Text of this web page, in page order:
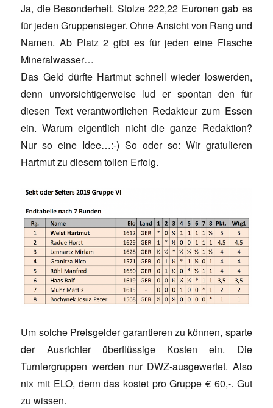
Ja, die Besonderheit. Stolze 222,22 Euronen gab es
für jeden Gruppensieger. Ohne Ansicht von Rang und
Namen. Ab Platz 2 gibt es für jeden eine Flasche
Mineralwasser…
Das Geld dürfte Hartmut schnell wieder loswerden,
denn unvorsichtigerweise lud er spontan den für
diesen Text verantwortlichen Redakteur zum Essen
ein. Warum eigentlich nicht die ganze Redaktion?
Nur so eine Idee…:-) So oder so: Wir gratulieren
Hartmut zu diesem tollen Erfolg.
Um solche Preisgelder garantieren zu können, sparte
der Ausrichter überflüssige Kosten ein. Die
Turniergruppen werden nur DWZ-ausgewertet. Also
nix mit ELO, denn das kostet pro Gruppe € 60,-. Gut
zu wissen.